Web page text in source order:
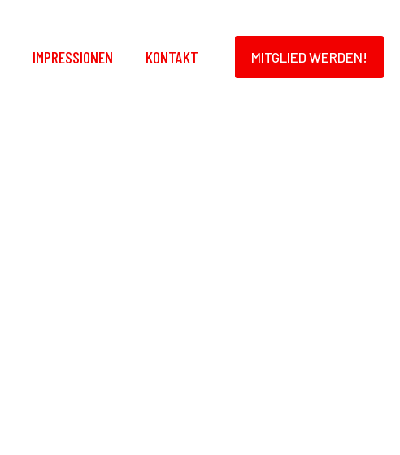
IMPRESSIONEN KONTAKT MITGLIED WERDEN!